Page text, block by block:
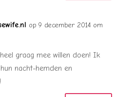
op 9 december 2014 om
graag mee willen doen! Ik
nacht-hemden en